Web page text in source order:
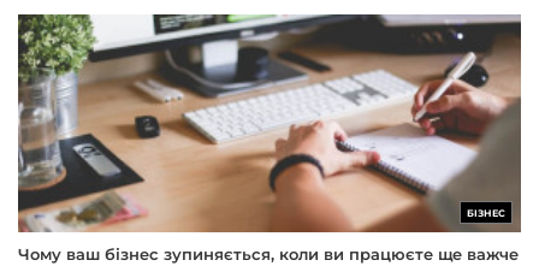
БІЗНЕС
Чому ваш бізнес зупиняється, коли ви працюєте ще важче